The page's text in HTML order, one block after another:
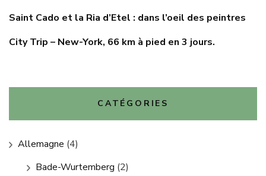
Saint Cado et la Ria d’Etel : dans l’oeil des peintres
City Trip – New-York, 66 km à pied en 3 jours.
CATÉGORIES
Allemagne (4)
Bade-Wurtemberg (2)